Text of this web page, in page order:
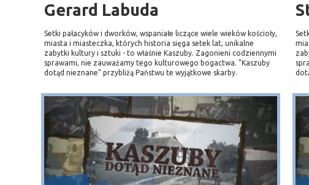
Gerard Labuda
Setki pałacyków i dworków, wspaniałe liczące wiele wieków kościoły,
miasta i miasteczka, których historia sięga setek lat, unikalne
zabytki kultury i sztuki - to właśnie Kaszuby. Zagonieni codziennymi
sprawami, nie zauważamy tego kulturowego bogactwa. "Kaszuby
dotąd nieznane" przybliżą Państwu te wyjątkowe skarby.